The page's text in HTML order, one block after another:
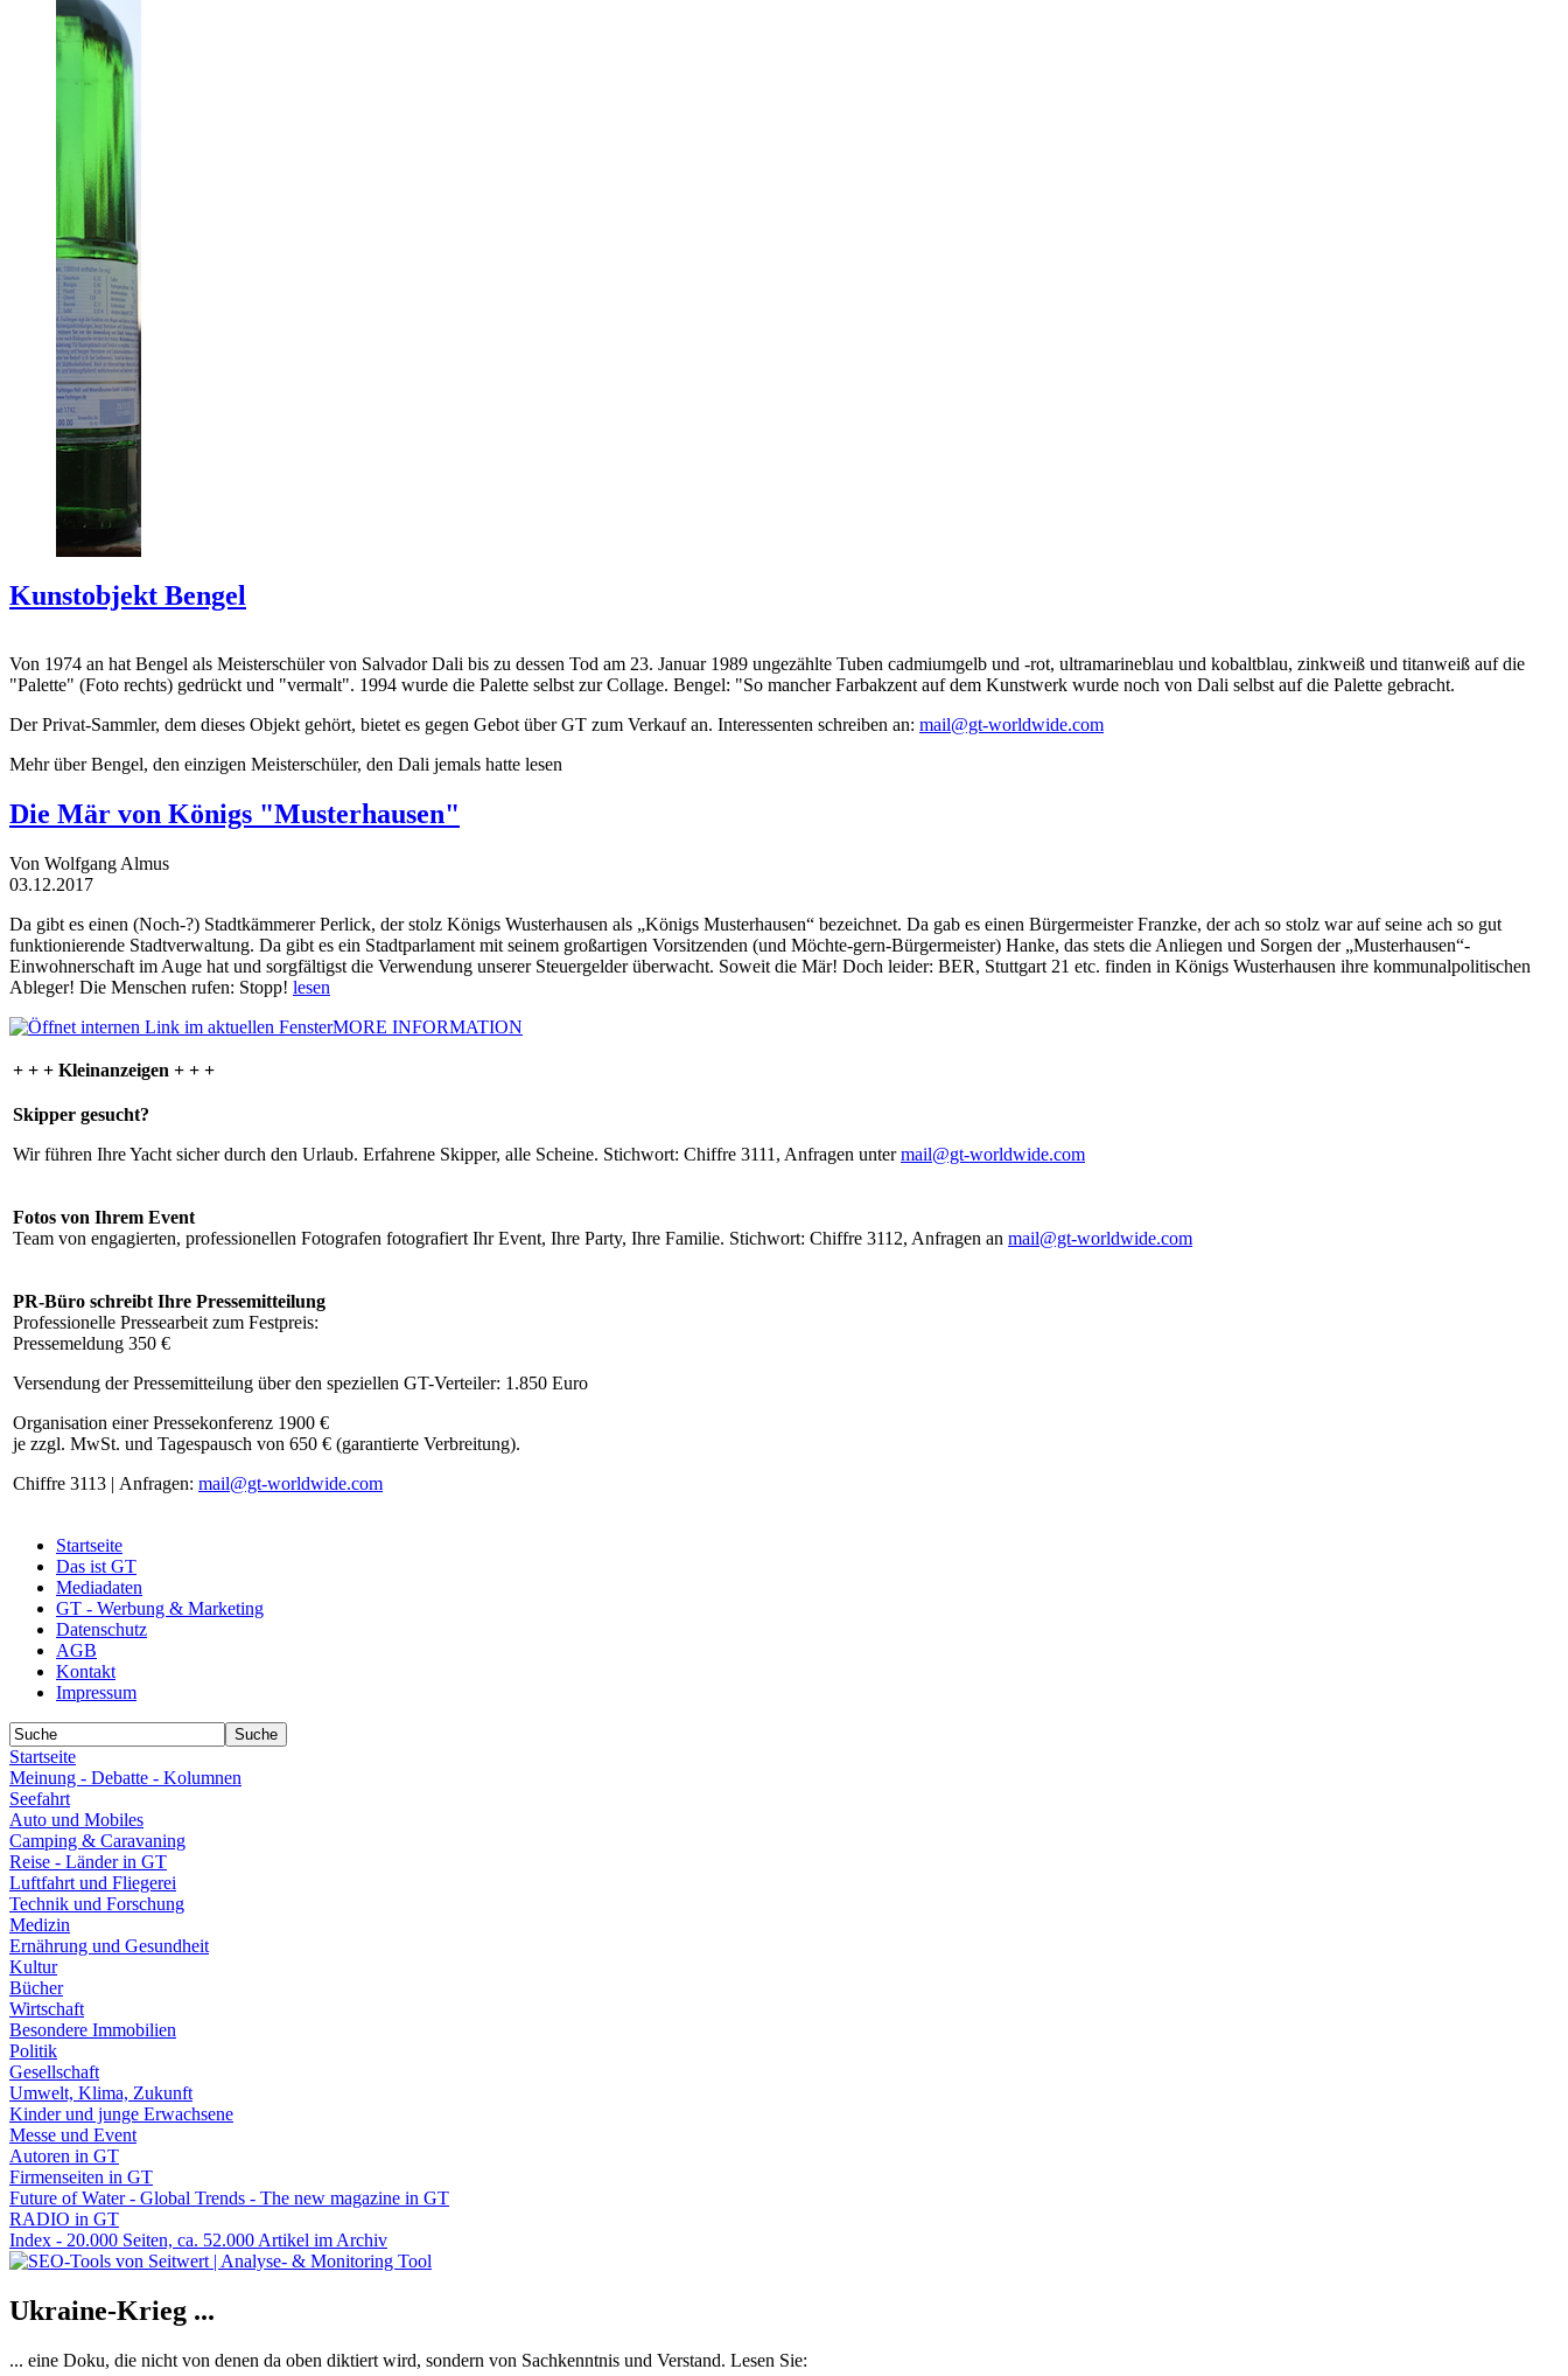
Kunstobjekt Bengel
Von 1974 an hat Bengel als Meisterschüler von Salvador Dali bis zu dessen Tod am 23. Januar 1989 ungezählte Tuben cadmiumgelb und -rot, ultramarineblau und kobaltblau, zinkweiß und titanweiß auf die
"Palette" (Foto rechts) gedrückt und "vermalt". 1994 wurde die Palette selbst zur Collage. Bengel: "So mancher Farbakzent auf dem Kunstwerk wurde noch von Dali selbst auf die Palette gebracht.
Der Privat-Sammler, dem dieses Objekt gehört, bietet es gegen Gebot über GT zum Verkauf an. Interessenten schreiben an: mail@gt-worldwide.com
Mehr über Bengel, den einzigen Meisterschüler, den Dali jemals hatte lesen
Die Mär von Königs "Musterhausen"
Von Wolfgang Almus
03.12.2017
Da gibt es einen (Noch-?) Stadtkämmerer Perlick, der stolz Königs Wusterhausen als „Königs Musterhausen“ bezeichnet. Da gab es einen Bürgermeister Franzke, der ach so stolz war auf seine ach so gut
funktionierende Stadtverwaltung. Da gibt es ein Stadtparlament mit seinem großartigen Vorsitzenden (und Möchte-gern-Bürgermeister) Hanke, das stets die Anliegen und Sorgen der „Musterhausen“-
Einwohnerschaft im Auge hat und sorgfältigst die Verwendung unserer Steuergelder überwacht. Soweit die Mär! Doch leider: BER, Stuttgart 21 etc. finden in Königs Wusterhausen ihre kommunalpolitischen
Ableger! Die Menschen rufen: Stopp! lesen
MORE INFORMATION
+ + + Kleinanzeigen + + +
Skipper gesucht?
Wir führen Ihre Yacht sicher durch den Urlaub. Erfahrene Skipper, alle Scheine. Stichwort: Chiffre 3111, Anfragen untermail@gt-worldwide.com
Fotos von Ihrem Event
Team von engagierten, professionellen Fotografen fotografiert Ihr Event, Ihre Party, Ihre Familie. Stichwort: Chiffre 3112, Anfragen an mail@gt-worldwide.com
PR-Büro schreibt Ihre Pressemitteilung
Professionelle Pressearbeit zum Festpreis:
Pressemeldung 350 €
Versendung der Pressemitteilung über den speziellen GT-Verteiler: 1.850 Euro
Organisation einer Pressekonferenz 1900 €
je zzgl. MwSt. und Tagespausch von 650 € (garantierte Verbreitung).
Chiffre 3113 | Anfragen: mail@gt-worldwide.com
Startseite
Das ist GT
Mediadaten
GT - Werbung & Marketing
Datenschutz
AGB
Kontakt
Impressum
Startseite
Meinung - Debatte - Kolumnen
Seefahrt
Auto und Mobiles
Camping & Caravaning
Reise - Länder in GT
Luftfahrt und Fliegerei
Technik und Forschung
Medizin
Ernährung und Gesundheit
Kultur
Bücher
Wirtschaft
Besondere Immobilien
Politik
Gesellschaft
Umwelt, Klima, Zukunft
Kinder und junge Erwachsene
Messe und Event
Autoren in GT
Firmenseiten in GT
Future of Water - Global Trends - The new magazine in GT
RADIO in GT
Index - 20.000 Seiten, ca. 52.000 Artikel im Archiv
Ukraine-Krieg ...
... eine Doku, die nicht von denen da oben diktiert wird, sondern von Sachkenntnis und Verstand. Lesen Sie: